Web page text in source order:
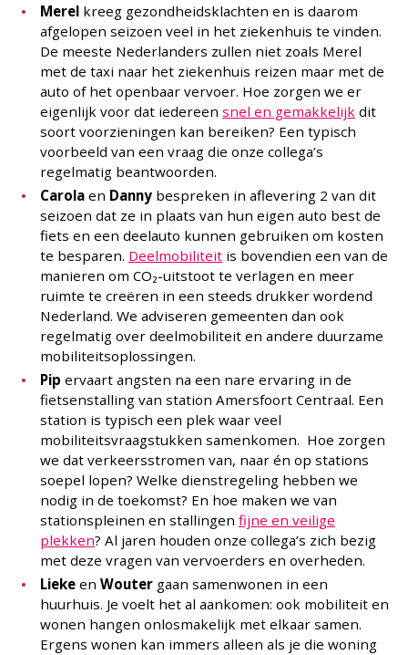
Merel kreeg gezondheidsklachten en is daarom
afgelopen seizoen veel in het ziekenhuis te vinden.
De meeste Nederlanders zullen niet zoals Merel
met de taxi naar het ziekenhuis reizen maar met de
auto of het openbaar vervoer. Hoe zorgen we er
eigenlijk voor dat iedereensnel en gemakkelijk dit
soort voorzieningen kan bereiken? Een typisch
voorbeeld van een vraag die onze collega’s
regelmatig beantwoorden.
Carola en Danny bespreken in aflevering 2 van dit
seizoen dat ze in plaats van hun eigen auto best de
fiets en een deelauto kunnen gebruiken om kosten
te besparen. Deelmobiliteit is bovendien een van de
manieren om CO₂-uitstoot te verlagen en meer
ruimte te creëren in een steeds drukker wordend
Nederland. We adviseren gemeenten dan ook
regelmatig over deelmobiliteit en andere duurzame
mobiliteitsoplossingen.
Pip ervaart angsten na een nare ervaring in de
fietsenstalling van station Amersfoort Centraal. Een
station is typisch een plek waar veel
mobiliteitsvraagstukken samenkomen. Hoe zorgen
we dat verkeersstromen van, naar én op stations
soepel lopen? Welke dienstregeling hebben we
nodig in de toekomst? En hoe maken we van
stationspleinen en stallingenfijne en veilige
plekken? Al jaren houden onze collega’s zich bezig
met deze vragen van vervoerders en overheden.
Lieke enWouter gaan samenwonen in een
huurhuis. Je voelt het al aankomen: ook mobiliteit en
wonen hangen onlosmakelijk met elkaar samen.
Ergens wonen kan immers alleen als je die woning